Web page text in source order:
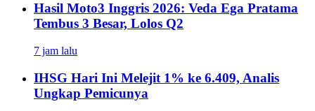
Hasil Moto3 Inggris 2026: Veda Ega Pratama
Tembus 3 Besar, Lolos Q2
7 jam lalu
IHSG Hari Ini Melejit 1% ke 6.409, Analis
Ungkap Pemicunya